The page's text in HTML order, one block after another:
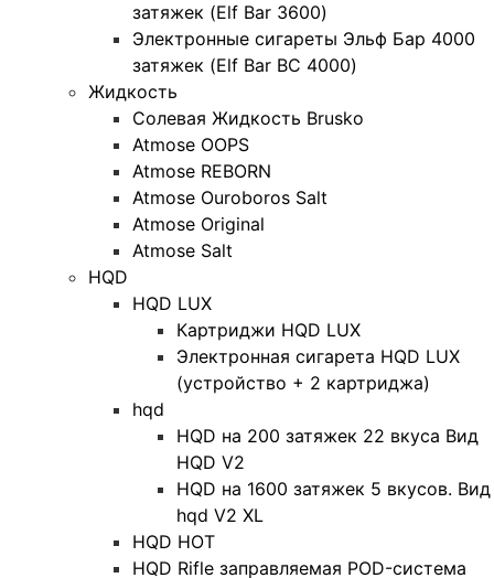
затяжек (Elf Bar 3600)
Электронные сигареты Эльф Бар 4000
затяжек (Elf Bar BC 4000)
Жидкость
Солевая Жидкость Brusko
Atmose OOPS
Atmose REBORN
Atmose Ouroboros Salt
Atmose Original
Atmose Salt
HQD
HQD LUX
Картриджи HQD LUX
Электронная сигарета HQD LUX
(устройство + 2 картриджа)
hqd
HQD на 200 затяжек 22 вкуса Вид
HQD V2
HQD на 1600 затяжек 5 вкусов. Вид
hqd V2 XL
HQD HOT
HQD Rifle заправляемая POD-система